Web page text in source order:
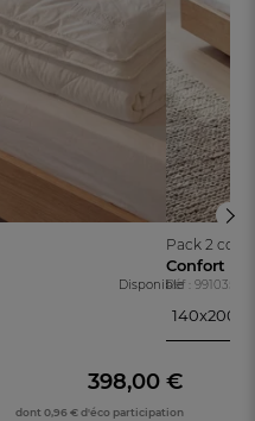
Disponible
398,00 €
dont 0,96 € d'éco participation
Pack 2
Confort
Réf :